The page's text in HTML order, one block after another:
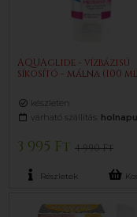
AQUAglide - vízbázisú
síkosító - málna (100
készleten
várható szállítás:
3 995 Ft4 990 Ft
Részletek